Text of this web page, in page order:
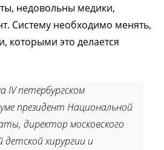
недовольны медики,
Систему необходимо менять,
которыми это делается
IV петербургском
президент Национальной
директор московского
хирургии и